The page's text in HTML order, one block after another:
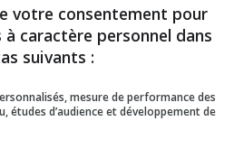
paysages célèbres tels que
votre consentement pour
caractère personnel dans
suivants :
mesure de performance des
études d’audience et développement de